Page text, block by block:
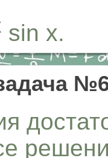
sin x.